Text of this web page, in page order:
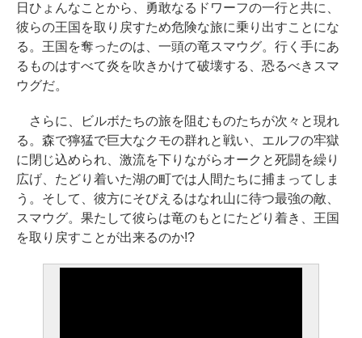
日ひょんなことから、勇敢なるドワーフの一行と共に、
彼らの王国を取り戻すため危険な旅に乗り出すことにな
る。王国を奪ったのは、一頭の竜スマウグ。行く手にあ
るものはすべて炎を吹きかけて破壊する、恐るべきスマ
ウグだ。
さらに、ビルボたちの旅を阻むものたちが次々と現れ
る。森で獰猛で巨大なクモの群れと戦い、エルフの牢獄
に閉じ込められ、激流を下りながらオークと死闘を繰り
広げ、たどり着いた湖の町では人間たちに捕まってしま
う。そして、彼方にそびえるはなれ山に待つ最強の敵、
スマウグ。果たして彼らは竜のもとにたどり着き、王国
を取り戻すことが出来るのか!?